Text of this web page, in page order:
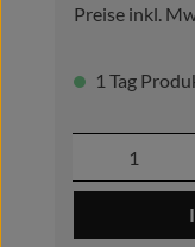
Preise inkl.
1 Tag
Produkt